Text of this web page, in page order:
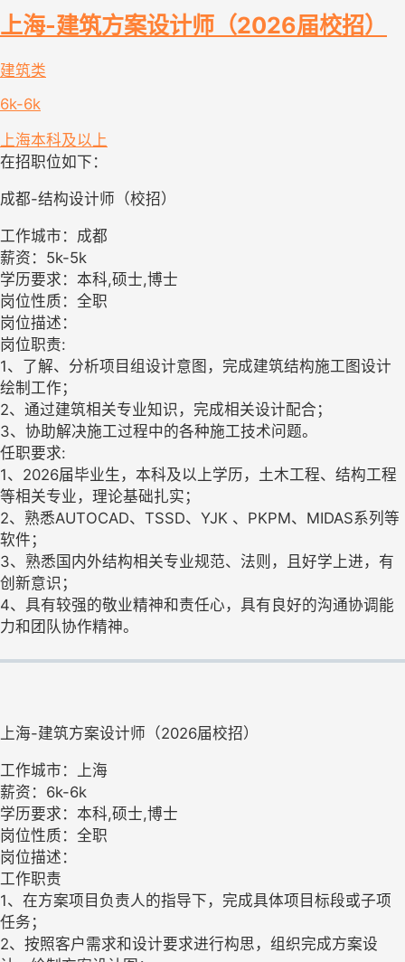
上海-建筑方案设计师（2026届校招）
建筑类
6k-6k
上海本科及以上
在招职位如下：
成都-结构设计师（校招）
工作城市：成都
薪资：5k-5k
学历要求：本科,硕士,博士
岗位性质：全职
岗位描述：
岗位职责:
1、了解、分析项目组设计意图，完成建筑结构施工图设计
绘制工作；
2、通过建筑相关专业知识，完成相关设计配合；
3、协助解决施工过程中的各种施工技术问题。
任职要求:
1、2026届毕业生，本科及以上学历，土木工程、结构工程
等相关专业，理论基础扎实；
2、熟悉AUTOCAD、TSSD、YJK 、PKPM、MIDAS系列等
软件；
3、熟悉国内外结构相关专业规范、法则，且好学上进，有
创新意识；
4、具有较强的敬业精神和责任心，具有良好的沟通协调能
力和团队协作精神。
上海-建筑方案设计师（2026届校招）
工作城市：上海
薪资：6k-6k
学历要求：本科,硕士,博士
岗位性质：全职
岗位描述：
工作职责
1、在方案项目负责人的指导下，完成具体项目标段或子项
任务；
2、按照客户需求和设计要求进行构思，组织完成方案设